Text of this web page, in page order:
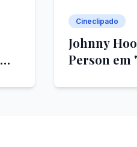
Cineclipado
Johnny
Person em